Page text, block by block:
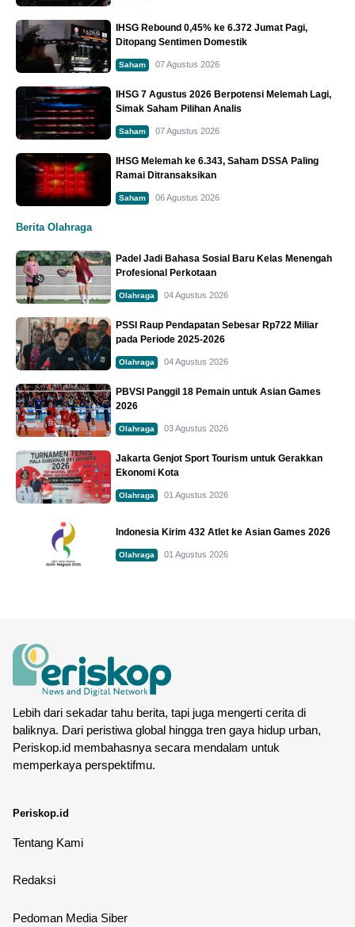
IHSG Rebound 0,45% ke 6.372 Jumat Pagi,
Ditopang Sentimen Domestik
Saham 07 Agustus 2026
IHSG 7 Agustus 2026 Berpotensi Melemah Lagi,
Simak Saham Pilihan Analis
Saham 07 Agustus 2026
IHSG Melemah ke 6.343, Saham DSSA Paling
Ramai Ditransaksikan
Saham 06 Agustus 2026
Berita Olahraga
Padel Jadi Bahasa Sosial Baru Kelas Menengah
Profesional Perkotaan
Olahraga 04 Agustus 2026
PSSI Raup Pendapatan Sebesar Rp722 Miliar
pada Periode 2025-2026
Olahraga 04 Agustus 2026
PBVSI Panggil 18 Pemain untuk Asian Games
2026
Olahraga 03 Agustus 2026
Jakarta Genjot Sport Tourism untuk Gerakkan
Ekonomi Kota
Olahraga 01 Agustus 2026
Indonesia Kirim 432 Atlet ke Asian Games 2026
Olahraga 01 Agustus 2026
Lebih dari sekadar tahu berita, tapi juga mengerti cerita di
baliknya. Dari peristiwa global hingga tren gaya hidup urban,
Periskop.id membahasnya secara mendalam untuk
memperkaya perspektifmu.
Periskop.id
Tentang Kami
Redaksi
Pedoman Media Siber